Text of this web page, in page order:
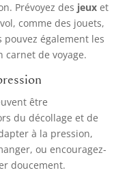
Prévoyez des jeux et
comme des jouets,
également les
carnet de voyage.
être
du décollage et de
à la pression,
ou encouragez-
doucement.